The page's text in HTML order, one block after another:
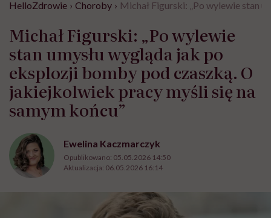
HelloZdrowie › Choroby › Michał Figurski: „Po wylewie stan
Michał Figurski: „Po wylewie
stan umysłu wygląda jak po
eksplozji bomby pod czaszką. O
jakiejkolwiek pracy myśli się na
samym końcu”
Ewelina Kaczmarczyk
Opublikowano: 05.05.2026 14:50
Aktualizacja: 06.05.2026 16:14